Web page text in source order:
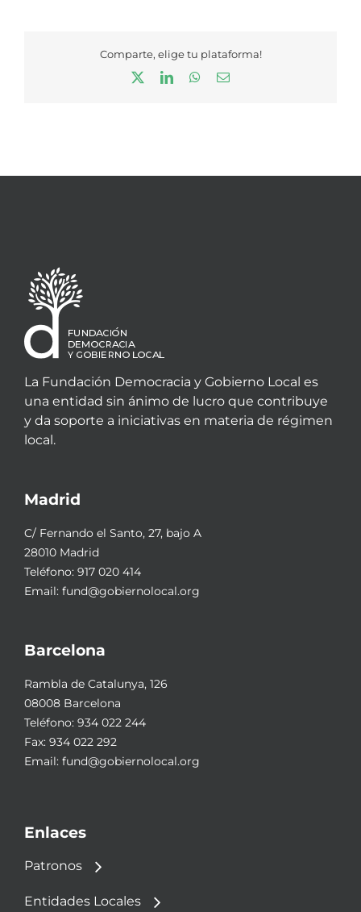
Comparte, elige tu plataforma!
LinkedInWhatsApp
Correo
La Fundación Democracia y Gobierno Local es
una entidad sin ánimo de lucro que contribuye
y da soporte a iniciativas en materia de régimen
local.
Madrid
C/ Fernando el Santo, 27, bajo A
28010 Madrid
Teléfono: 917 020 414
Email: fund@gobiernolocal.org
Barcelona
Rambla de Catalunya, 126
08008 Barcelona
Teléfono: 934 022 244
Fax: 934 022 292
Email: fund@gobiernolocal.org
Enlaces
Patronos
Entidades Locales